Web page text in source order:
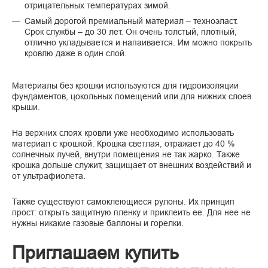
отрицательных температурах зимой.
Самый дорогой премиальный материал – техноэласт.
Срок службы – до 30 лет. Он очень толстый, плотный,
отлично укладывается и напаивается. Им можно покрыть
кровлю даже в один слой.
Материалы без крошки используются для гидроизоляции
фундаментов, цокольных помещений или для нижних слоев
крыши.
На верхних слоях кровли уже необходимо использовать
материал с крошкой. Крошка светлая, отражает до 40 %
солнечных лучей, внутри помещения не так жарко. Также
крошка дольше служит, защищает от внешних воздействий и
от ультрафиолета.
Также существуют самоклеющиеся рулоны. Их принцип
прост: открыть защитную пленку и приклеить ее. Для нее не
нужны никакие газовые баллоны и горелки.
Приглашаем купить